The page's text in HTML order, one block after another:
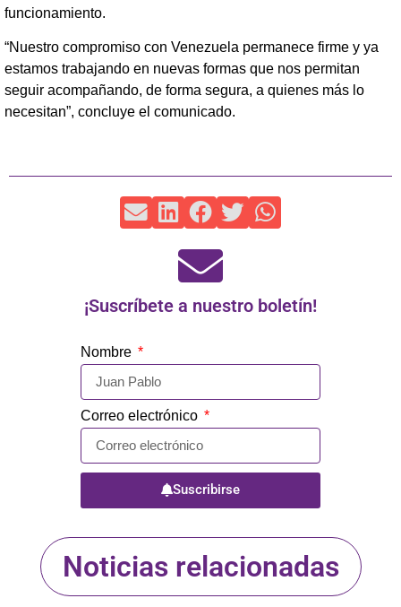
funcionamiento.
“Nuestro compromiso con Venezuela permanece firme y ya
estamos trabajando en nuevas formas que nos permitan
seguir acompañando, de forma segura, a quienes más lo
necesitan”, concluye el comunicado.
¡Suscríbete a nuestro boletín!
Nombre
Correo electrónico
Suscribirse
Noticias relacionadas